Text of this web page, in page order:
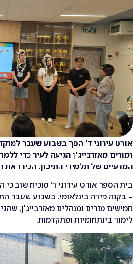
ומורים מאזרבייג'ן הגיעה לעיר כדי
המדעיים של תלמידי התיכון. הכירו
בית הספר אורט עירוני ד' מוכיח שוב
– בקנה מידה בינלאומי. בשבוע שעבר
חמישים מורים ומנהלים מאזרבייג'ן,
לימוד בינתחומיות ומתקדמות.